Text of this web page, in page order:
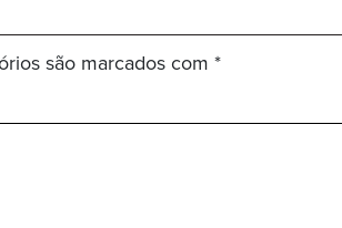
são marcados com *